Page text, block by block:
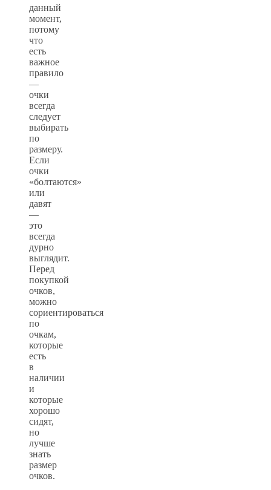
данный
момент,
потому
что
есть
важное
правило
—
очки
всегда
следует
выбирать
по
размеру.
Если
очки
«болтаются»
или
давят
—
это
всегда
дурно
выглядит.
Перед
покупкой
очков,
можно
сориентироваться
по
очкам,
которые
есть
в
наличии
и
которые
хорошо
сидят,
но
лучше
знать
размер
очков.